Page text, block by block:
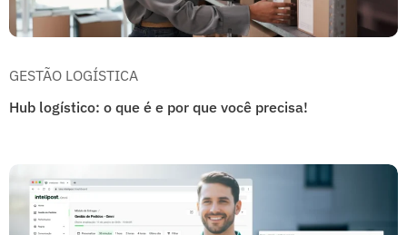
GESTÃO LOGÍSTICA
Hub logístico: o que é e por que você precisa!